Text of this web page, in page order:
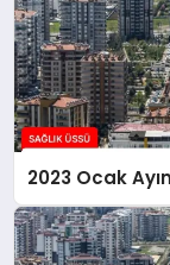
2023 Ocak